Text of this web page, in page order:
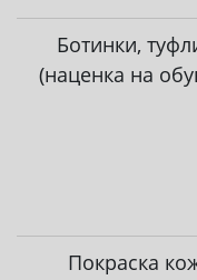
Ботинки,
(наценка на
Покраска